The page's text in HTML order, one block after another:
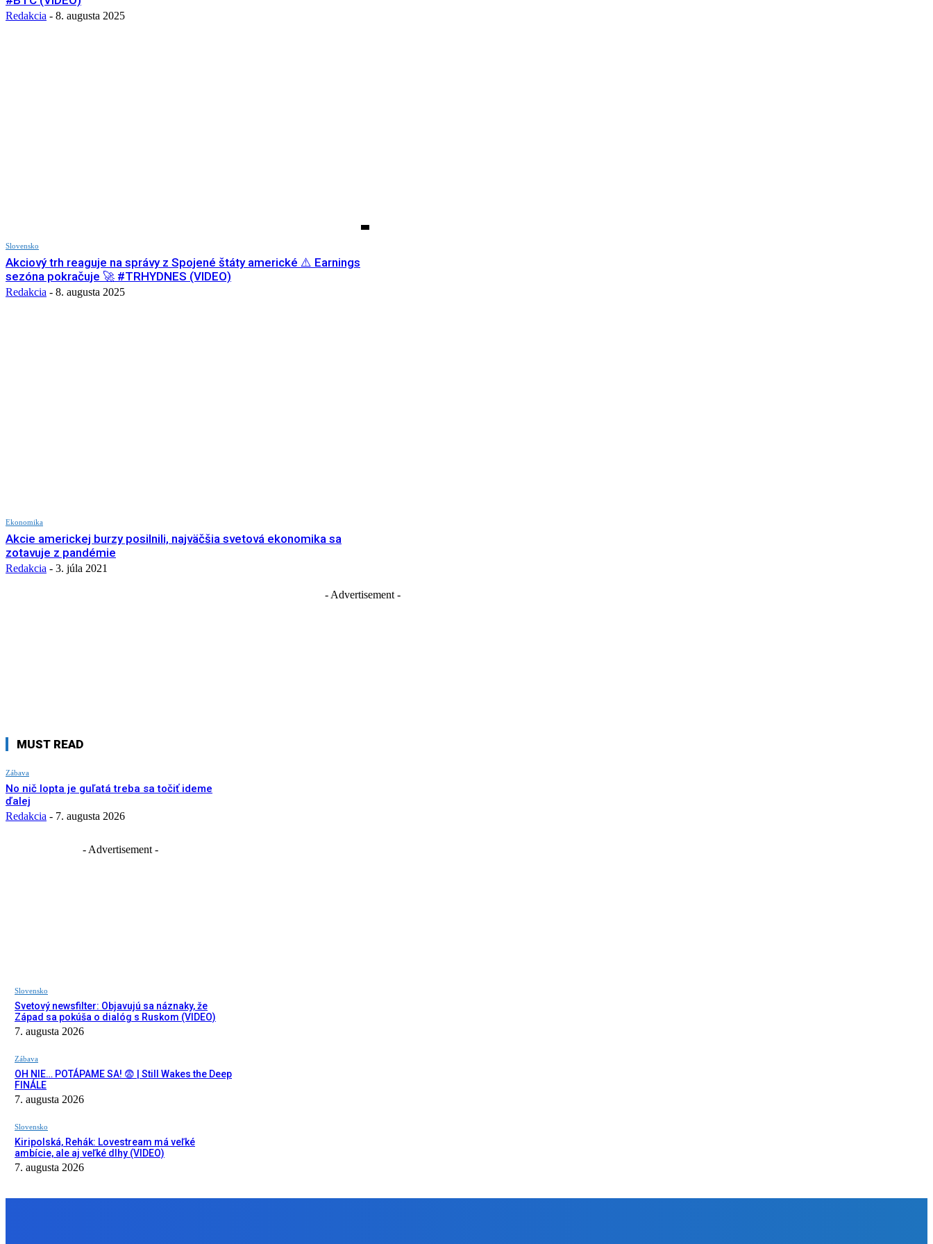
Redakcia - 8. augusta 2025
Slovensko
Akciový trh reaguje na správy z Spojené štáty americké ⚠️ Earnings
sezóna pokračuje 🚀 #TRHYDNES (VIDEO)
Redakcia - 8. augusta 2025
Ekonomika
Akcie americkej burzy posilnili, najväčšia svetová ekonomika sa
zotavuje z pandémie
Redakcia - 3. júla 2021
- Advertisement -
MUST READ
Zábava
No nič lopta je guľatá treba sa točiť ideme
ďalej
Redakcia - 7. augusta 2026
- Advertisement -
Slovensko
Svetový newsfilter: Objavujú sa náznaky, že
Západ sa pokúša o dialóg s Ruskom (VIDEO)
7. augusta 2026
Zábava
OH NIE… POTÁPAME SA! 😨 | Still Wakes the Deep
FINÁLE
7. augusta 2026
Slovensko
Kiripolská, Rehák: Lovestream má veľké
ambície, ale aj veľké dlhy (VIDEO)
7. augusta 2026